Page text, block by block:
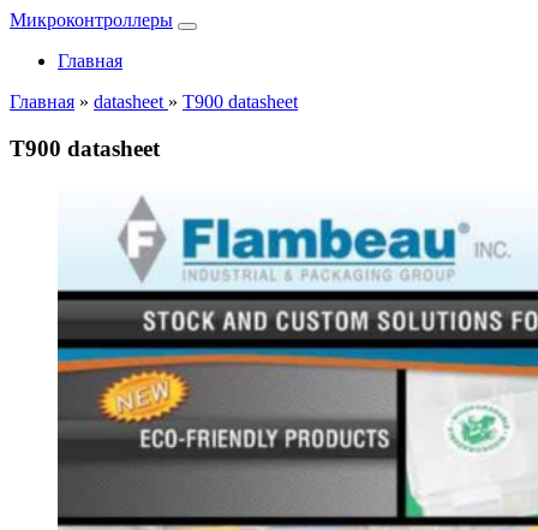
Микроконтроллеры
Главная
Главная » datasheet » T900 datasheet
T900 datasheet